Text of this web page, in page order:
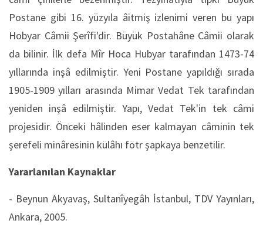
Postane gibi 16. yüzyıla âitmiş izlenimi veren bu yapı
Hobyar Câmii Şerîfi'dir. Büyük Postahâne Câmii olarak
da bilinir. İlk defa Mîr Hoca Hubyar tarafından 1473-74
yıllarında inşâ edilmiştir. Yeni Postane yapıldığı sırada
1905-1909 yılları arasında Mimar Vedat Tek tarafından
yeniden inşâ edilmiştir. Yapı, Vedat Tek'in tek câmi
projesidir. Önceki hâlinden eser kalmayan câminin tek
şerefeli minâresinin külâhı fötr şapkaya benzetilir.
Yararlanılan Kaynaklar
- Beynun Akyavaş, Sultanîyegâh İstanbul, TDV Yayınları,
Ankara, 2005.